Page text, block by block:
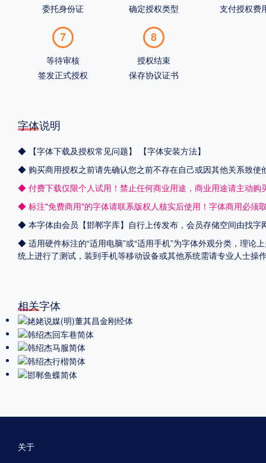
委托身份证
确定授权类型
支付授权费
7
等待审核
签发正式授权
8
授权结束
保存协议证书
字体说明
◆ 【字体下载及授权常见问题】
【字体安装方法】
◆ 购买商用授权之前请先确认您之前不存在自己或因其他关系致使
◆ 付费下载仅限个人试用！禁止任何商业用途，商业用途请主动购
◆ 标注"免费商用"的字体请联系版权人核实后使用！字体商用必须
◆ 本字体由会员【邯郸字库】自行上传发布，会员存储空间由找
◆ 适用硬件标注的“适用电脑”或“适用手机”为字体外观分类，理论
统上进行了测试，装到手机等移动设备或其他系统需请专业人士
相关字体
关于